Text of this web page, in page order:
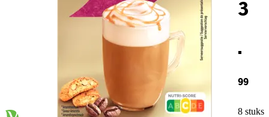
3
.
99
8 stuks